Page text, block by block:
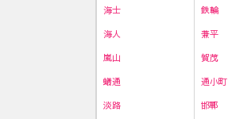
海士
海人
嵐山
蟻通
淡路
鉄輪
兼平
賀茂
通小町
邯鄲